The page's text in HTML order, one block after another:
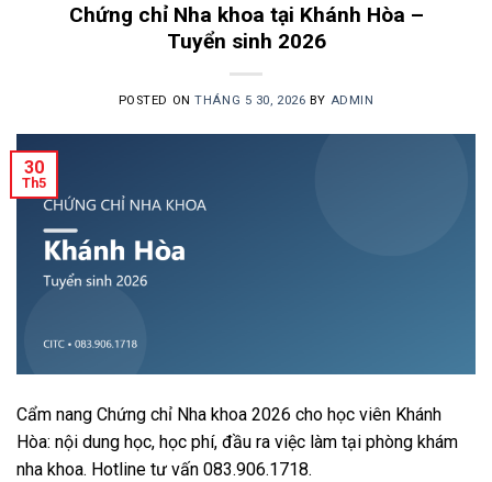
Chứng chỉ Nha khoa tại Khánh Hòa –
Tuyển sinh 2026
POSTED ONTHÁNG 5 30, 2026 BY ADMIN
30
Th5
Cẩm nang Chứng chỉ Nha khoa 2026 cho học viên Khánh
Hòa: nội dung học, học phí, đầu ra việc làm tại phòng khám
nha khoa. Hotline tư vấn 083.906.1718.